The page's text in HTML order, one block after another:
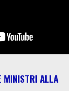
MINISTRI ALLA